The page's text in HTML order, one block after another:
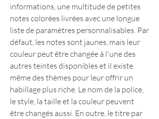
informations, une multitude de petites
notes colorées livrées avec une longue
liste de paramètres personnalisables. Par
défaut, les notes sont jaunes, mais leur
couleur peut être changée à l'une des
autres teintes disponibles et il existe
même des thèmes pour leur offrir un
habillage plus riche. Le nom de la police,
le style, la taille et la couleur peuvent
être changés aussi. En outre, le titre par